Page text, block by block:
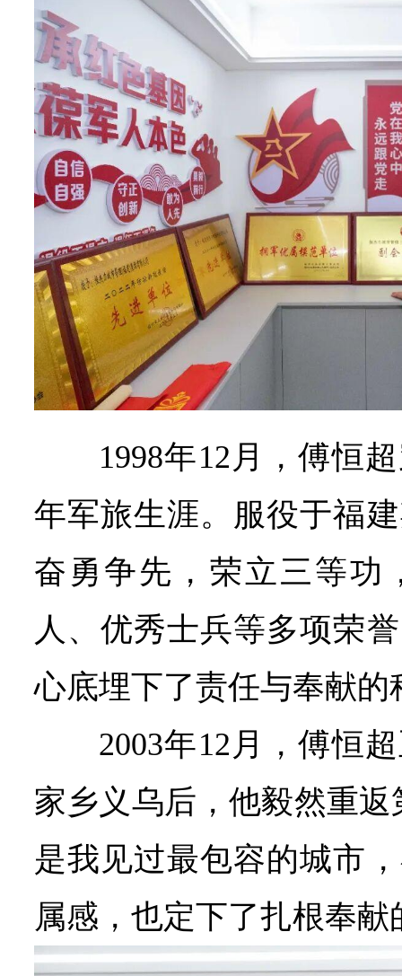
1998年12月，傅恒
年军旅生涯。服役于福
奋勇争先，荣立三等功
人、优秀士兵等多项荣
心底埋下了责任与奉献的
2003年12月，傅恒
家乡义乌后，他毅然重
是我见过最包容的城市
属感，也定下了扎根奉